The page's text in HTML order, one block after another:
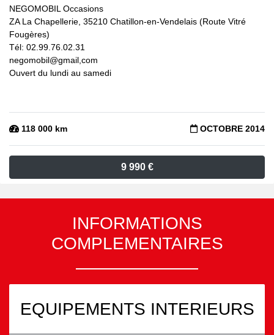
NEGOMOBIL Occasions
ZA La Chapellerie, 35210 Chatillon-en-Vendelais (Route Vitré
Fougères)
Tél: 02.99.76.02.31
negomobil@gmail,com
Ouvert du lundi au samedi
118 000 km OCTOBRE 2014
9 990 €
INFORMATIONS
COMPLEMENTAIRES
EQUIPEMENTS INTERIEURS